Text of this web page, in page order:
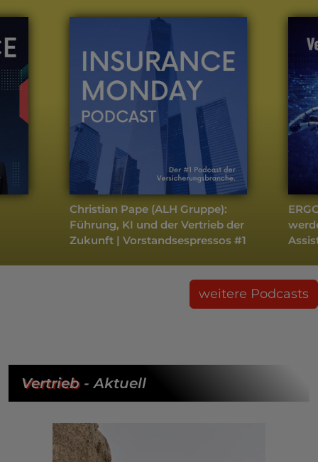
Christian Pape (ALH Gruppe):
Führung, KI und der Vertrieb der
Zukunft | Vorstandsespressos #1
weitere Podcasts
Vertrieb- Aktuell